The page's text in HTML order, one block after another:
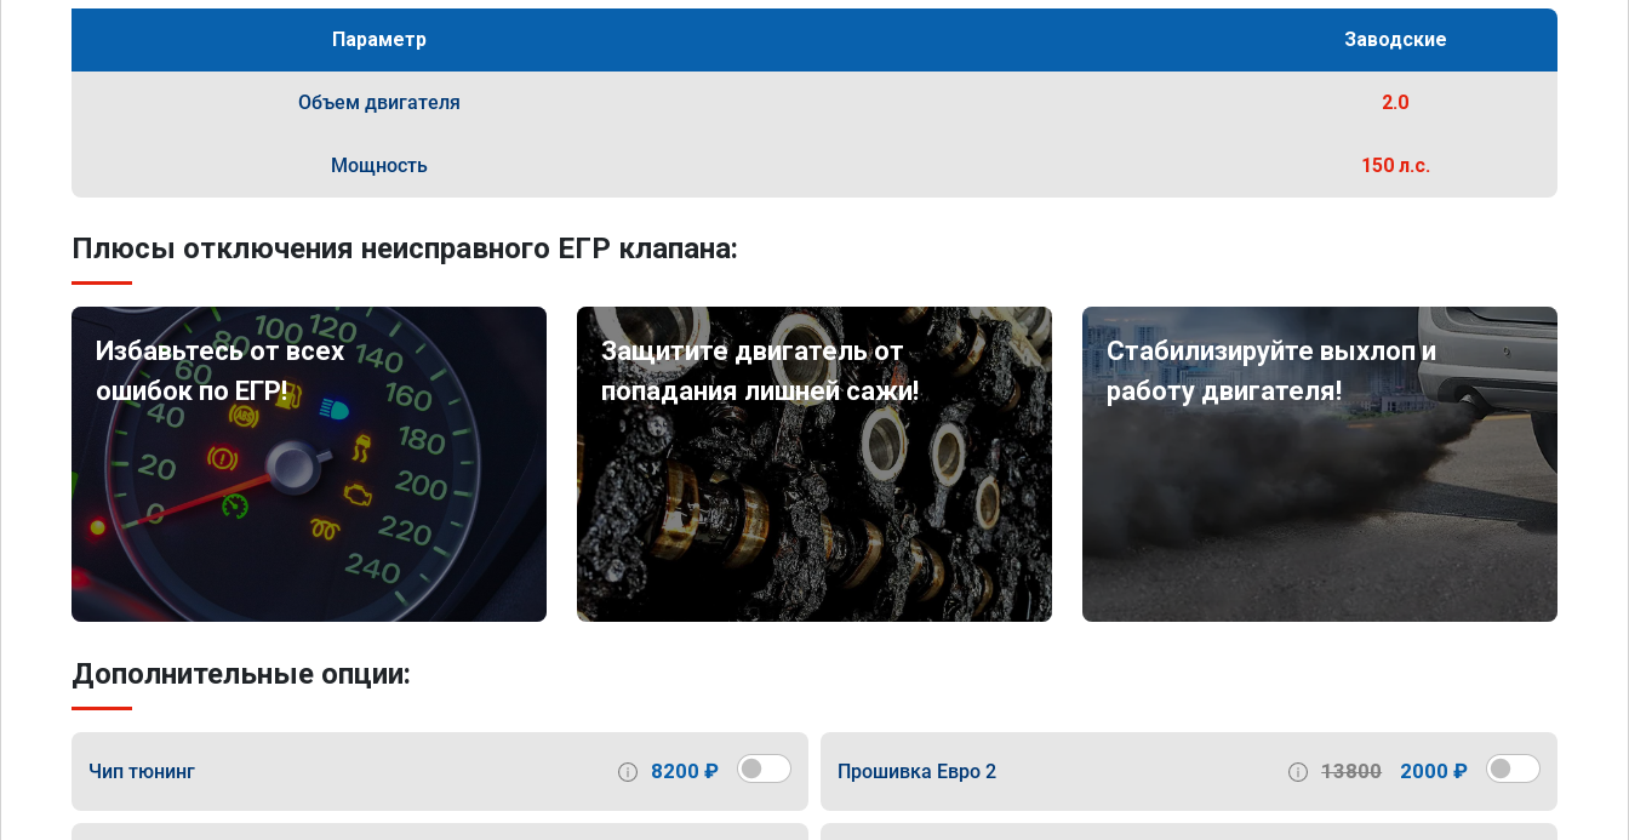
Параметр Заводские
Объем двигателя 2.0
Мощность 150 л.с.
Плюсы отключения неисправного ЕГР клапана:
Избавьтесь от всех
ошибок по ЕГР!
Защитите двигатель от
попадания лишней сажи!
Стабилизируйте выхлоп и
работу двигателя!
Дополнительные опции:
Чип тюнинг 8200 ₽ Прошивка Евро 2 13800 2000 ₽